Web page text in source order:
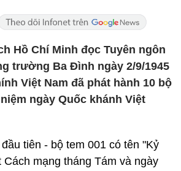
Hồ Chí Minh đọc Tuyên ngôn
trường Ba Đình ngày 2/9/1945
Việt Nam đã phát hành 10 bộ
ngày Quốc khánh Việt
tiên - bộ tem 001 có tên "Kỷ
mạng tháng Tám và ngày